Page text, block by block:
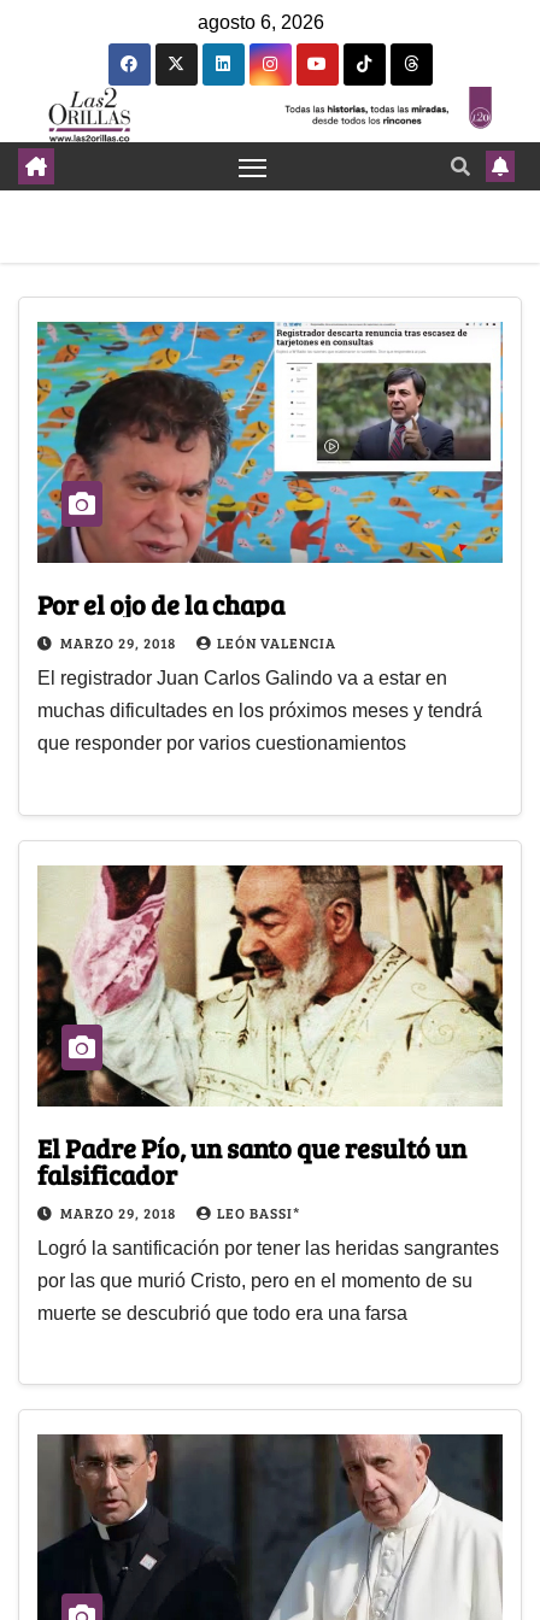
agosto 6, 2026
Por el ojo de la chapa
MARZO 29, 2018 LEÓN VALENCIA
El registrador Juan Carlos Galindo va a estar en
muchas dificultades en los próximos meses y tendrá
que responder por varios cuestionamientos
El Padre Pío, un santo que resultó un
falsificador
MARZO 29, 2018 LEO BASSI*
Logró la santificación por tener las heridas sangrantes
por las que murió Cristo, pero en el momento de su
muerte se descubrió que todo era una farsa